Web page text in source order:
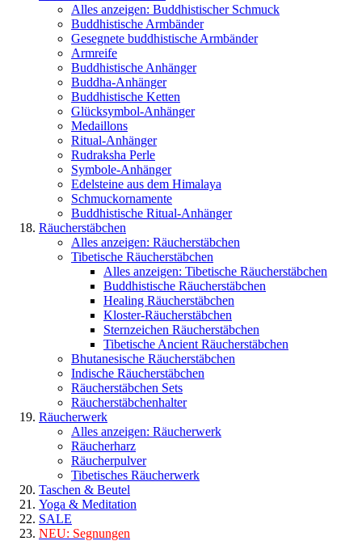
Alles anzeigen: Buddhistischer Schmuck
Buddhistische Armbänder
Gesegnete buddhistische Armbänder
Armreife
Buddhistische Anhänger
Buddha-Anhänger
Buddhistische Ketten
Glücksymbol-Anhänger
Medaillons
Ritual-Anhänger
Rudraksha Perle
Symbole-Anhänger
Edelsteine aus dem Himalaya
Schmuckornamente
Buddhistische Ritual-Anhänger
Räucherstäbchen
Alles anzeigen: Räucherstäbchen
Tibetische Räucherstäbchen
Alles anzeigen: Tibetische Räucherstäbchen
Buddhistische Räucherstäbchen
Healing Räucherstäbchen
Kloster-Räucherstäbchen
Sternzeichen Räucherstäbchen
Tibetische Ancient Räucherstäbchen
Bhutanesische Räucherstäbchen
Indische Räucherstäbchen
Räucherstäbchen Sets
Räucherstäbchenhalter
Räucherwerk
Alles anzeigen: Räucherwerk
Räucherharz
Räucherpulver
Tibetisches Räucherwerk
Taschen & Beutel
Yoga & Meditation
SALE
NEU: Segnungen